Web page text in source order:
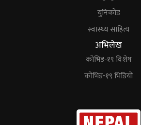
युनिकोड
स्वास्थ्य साहित्य
अभिलेख
कोभिड-१९ विशेष
कोभिड-१९ भिडियो